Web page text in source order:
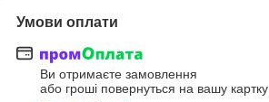
Умови оплати
Ви отримаєте замовлення
або гроші повернуться на вашу картку